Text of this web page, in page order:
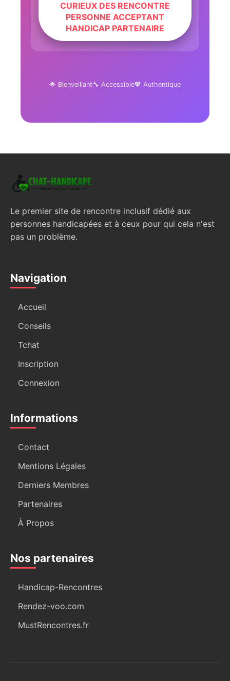
CURIEUX DES RENCONTRE
PERSONNE ACCEPTANT
HANDICAP PARTENAIRE
🌟 Bienveillant🔧 Accessible💖 Authentique
Le premier site de rencontre inclusif dédié aux
personnes handicapées et à ceux pour qui cela n'est
pas un problème.
Navigation
Accueil
Conseils
Tchat
Inscription
Connexion
Informations
Contact
Mentions Légales
Derniers Membres
Partenaires
À Propos
Nos partenaires
Handicap-Rencontres
Rendez-voo.com
MustRencontres.fr